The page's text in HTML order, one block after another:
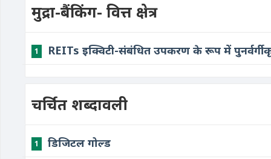
मुद्रा-बैंकिंग- वित्त क्षेत्र
1 REITs इक्विटी-संबंधित उपकरण के रूप में
चर्चित शब्दावली
1 डिजिटल गोल्ड